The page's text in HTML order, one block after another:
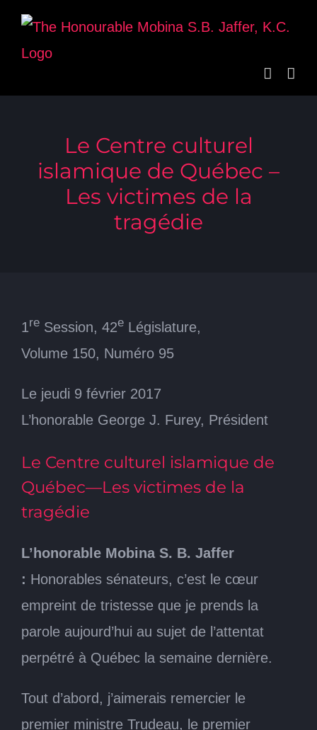
Skip
content
Le Centre culturel
islamique de Québec –
Les victimes de la
tragédie
1re Session, 42e Législature,
Volume 150, Numéro 95
Le jeudi 9 février 2017
L’honorable George J. Furey, Président
Le Centre culturel islamique de
Québec—Les victimes de la
tragédie
L’honorable Mobina S. B. Jaffer
: Honorables sénateurs, c’est le cœur
empreint de tristesse que je prends la
parole aujourd’hui au sujet de l’attentat
perpétré à Québec la semaine dernière.
Tout d’abord, j’aimerais remercier le
premier ministre Trudeau, le premier